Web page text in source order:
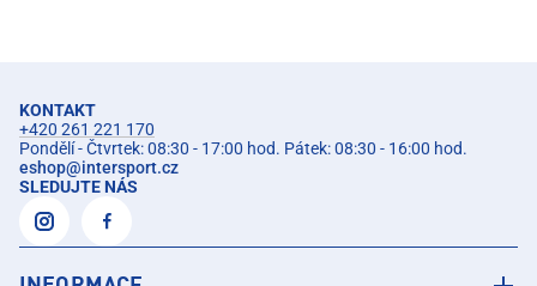
KONTAKT
+420 261 221 170
Pondělí - Čtvrtek: 08:30 - 17:00 hod. Pátek: 08:30 - 16:00 hod.
eshop@intersport.cz
SLEDUJTE NÁS